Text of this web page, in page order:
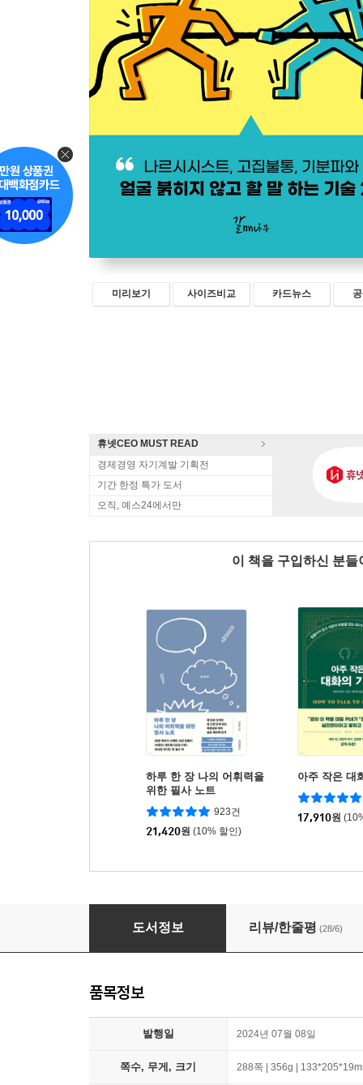
미리보기 사이즈비교 카드뉴스
휴넷CEO MUST READ
경제경영 자기계발 기획전
기간 한정 특가 도서
오직, 예스24에서만
이 책을 구입하신 분
하루 한 장 나의 어휘력을
위한 필사 노트
923건
21,420원 (10% 할인)
아주 작은 대
17,910원
자기만 옳다는 사람과 대화하는 법
도서정보 리뷰/한줄평 (28/6)
품목정보
발행일 2024년 07월 08일
쪽수, 무게, 크기 288쪽 | 356g |